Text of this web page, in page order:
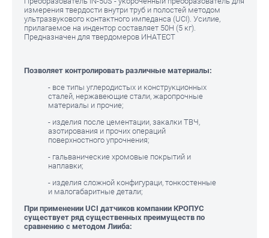
измерения твердости внутри труб и полостей методом
ультразвукового контактного импеданса (UCI). Усилие,
прилагаемое на индентор составляет 50Н (5 кг).
Предназначен для твердомеров ИНАТЕСТ
Позволяет контролировать различные материалы:
- все типы углеродистых и конструкционных
сталей, нержавеющие стали, жаропрочные
материалы и прочие;
- изделия после цементации, закалки ТВЧ,
азотирования и прочих операций
поверхностного упрочнения;
- гальванические хромовые покрытий и
наплавки;
- изделия сложной конфигураци, тонкостенные
и малогабаритные детали;
При применении UCI датчиков компании КРОПУС
существует ряд существенных преимуществ по
сравнению с методом Лииба: